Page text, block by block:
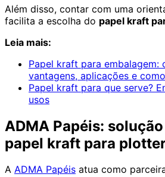
Além disso, contar com uma
facilita a escolha do papel kraft
Leia mais:
Papel kraft para embalagem:
vantagens, aplicações e
Papel kraft para que serve?
usos
ADMA Papéis:
papel kraft para
A ADMA Papéis atua como